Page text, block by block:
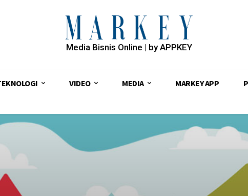
Media Bisnis Online | by APPKEY
VIDEO MEDIA MARKEY APP